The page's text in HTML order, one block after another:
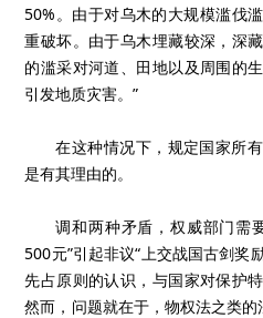
50%。由于对乌木的大规模滥伐
重破坏。由于乌木埋藏较深，深
的滥采对河道、田地以及周围的
引发地质灾害。”
在这种情况下，规定国家所
是有其理由的。
调和两种矛盾，权威部门需
500元”引起非议“上交战国古剑奖
先占原则的认识，与国家对保护
然而，问题就在于，物权法之类的